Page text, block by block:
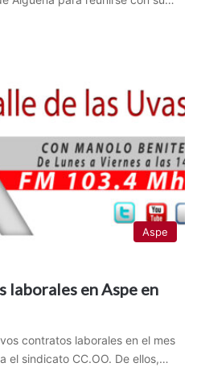
Aspe
laborales en Aspe en
contratos laborales en el mes
el sindicato CC.OO. De ellos,…